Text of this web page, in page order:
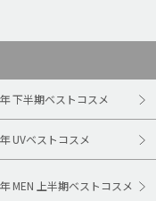
下半期ベストコスメ
UVベストコスメ
MEN 上半期ベストコスメ